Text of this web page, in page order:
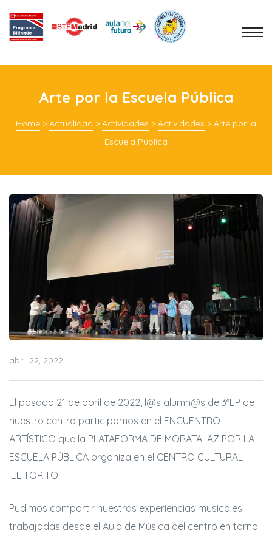
Arte por la Escuela Pública
Home > Actualidad > Actividades > Actividades > Arte por la
Escuela Pública
abril 22, 2022
El pasado 21 de abril de 2022, l@s alumn@s de 3ºEP de
nuestro centro participamos en el ENCUENTRO
ARTÍSTICO que la PLATAFORMA DE MORATALAZ POR LA
ESCUELA PÚBLICA organiza en el CENTRO CULTURAL
‘EL TORITO’.
Pudimos compartir nuestras experiencias musicales
trabajadas desde el Aula de Música del centro en torno